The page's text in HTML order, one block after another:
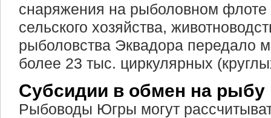
снаряжения на рыболовном флоте
сельского хозяйства,
рыболовства Эквадора передало
более 23 тыс. циркулярных
Субсидии в обмен на рыбу
Рыбоводы Югры могут